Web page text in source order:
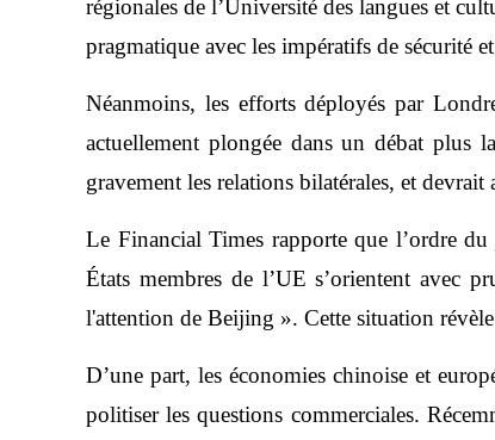
régionales de l’Université des langues et
pragmatique avec les impératifs de sécurité
Néanmoins, les efforts déployés par
actuellement plongée dans un débat plus
gravement les relations bilatérales, et
Le Financial Times rapporte que l’ordre
États membres de l’UE s’orientent avec
l'attention de Beijing ». Cette situation
D’une part, les économies chinoise et
politiser les questions commerciales.